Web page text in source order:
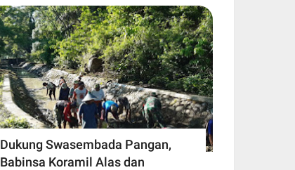
Dukung Swasembada Pangan,
Babinsa Koramil Alas dan